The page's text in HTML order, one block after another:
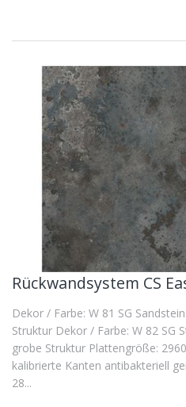
Rückwandsystem CS
Dekor / Farbe: W 81 SG
Struktur Dekor / Farbe: W 82 SG
grobe Struktur Plattengröße:
kalibrierte Kanten antibakteriell
28...